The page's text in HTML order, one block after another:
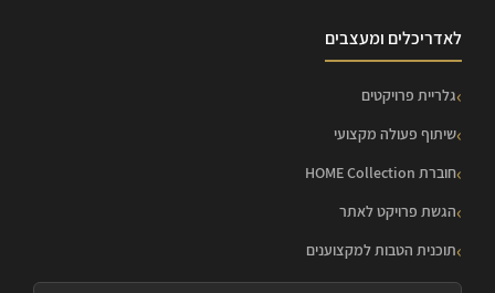
לאדריכלים ומעצבים
גלריית פרויקטים
שיתוף פעולה מקצועי
חוברת HOME Collection
הגשת פרויקט לאתר
תוכנית הטבות למקצוענים